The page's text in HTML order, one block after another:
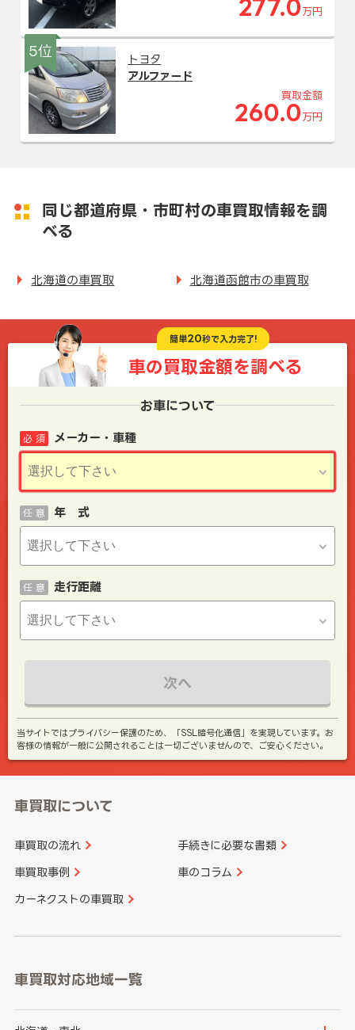
277.0 万円
5位
トヨタ
アルファード
買取金額
260.0 万円
同じ都道府県・市町村の車買取情報を調
べる
北海道の車買取 北海道函館市の車買取
簡単20秒で入力完了!
車の買取金額を調べる
お車について
メーカー・車種
必 須
年 式
任 意
走行距離
任 意
次へ
当サイトではプライバシー保護のため、「SSL暗号化通信」を実現しています。お
客様の情報が一般に公開されることは一切ございませんので、ご安心ください。
車買取について
車買取の流れ 手続きに必要な書類
車買取事例 車のコラム
カーネクストの車買取
車買取対応地域一覧